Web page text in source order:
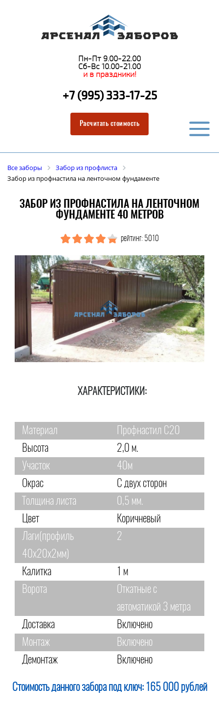
Пн-Пт 9.00-22.00
Сб-Вс 10.00-21.00
и в праздники!
+7 (995) 333-17-25
Расчитать стоимость
Все заборы
Забор из профлиста
Забор из профнастила на ленточном фундаменте
ЗАБОР ИЗ ПРОФНАСТИЛА НА ЛЕНТОЧНОМ
ФУНДАМЕНТЕ 40 МЕТРОВ
рейтинг: 5010
ХАРАКТЕРИСТИКИ:
Материал
Профнастил С20
Высота
2,0 м.
Участок
40м
Окрас
С двух сторон
Толщина листа
0,5 мм.
Цвет
Коричневый
Лаги(профиль
40х20х2мм)
2
Калитка
1 м
Ворота
Откатные с
автоматикой 3 метра
Доставка
Включено
Монтаж
Включено
Демонтаж
Включено
Стоимость данного забора под ключ: 165 000 рублей